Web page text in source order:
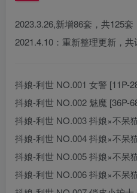
2023.3.26,新增86套，共125套
2021.4.10：重新整理更新，共
抖娘-利世 NO.001 女警 [11P-
抖娘-利世 NO.002 魅魔 [36P-
抖娘-利世 NO.003 抖娘×不呆
抖娘-利世 NO.004 抖娘×不呆
抖娘-利世 NO.005 抖娘×不呆
抖娘-利世 NO.006 抖娘×不呆